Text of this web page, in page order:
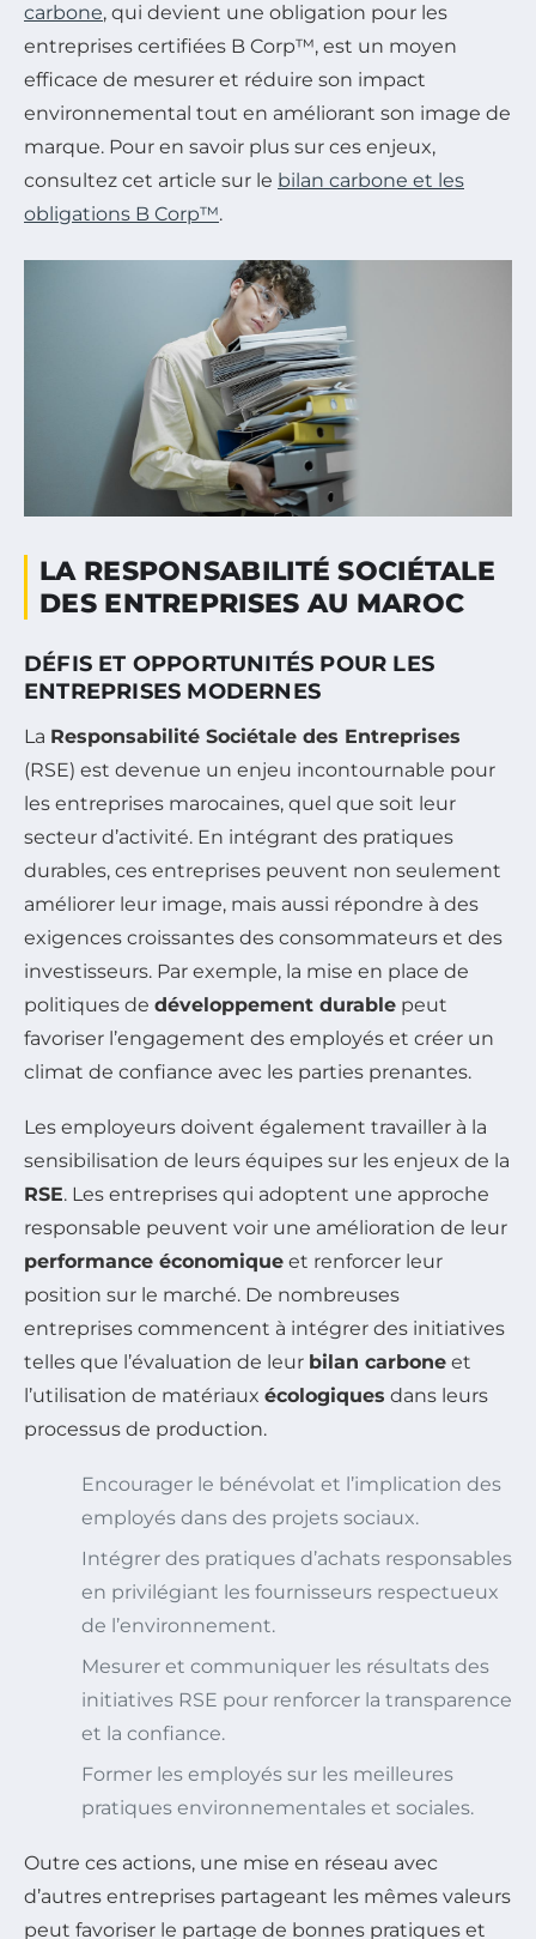
carbone, qui devient une obligation pour les
entreprises certifiées B Corp™, est un moyen
efficace de mesurer et réduire son impact
environnemental tout en améliorant son image de
marque. Pour en savoir plus sur ces enjeux,
consultez cet article sur le bilan carbone et les
obligations B Corp™.
LA RESPONSABILITÉ SOCIÉTALE
DES ENTREPRISES AU MAROC
DÉFIS ET OPPORTUNITÉS POUR LES
ENTREPRISES MODERNES
La Responsabilité Sociétale des Entreprises
(RSE) est devenue un enjeu incontournable pour
les entreprises marocaines, quel que soit leur
secteur d’activité. En intégrant des pratiques
durables, ces entreprises peuvent non seulement
améliorer leur image, mais aussi répondre à des
exigences croissantes des consommateurs et des
investisseurs. Par exemple, la mise en place de
politiques de développement durable peut
favoriser l’engagement des employés et créer un
climat de confiance avec les parties prenantes.
Les employeurs doivent également travailler à la
sensibilisation de leurs équipes sur les enjeux de la
RSE. Les entreprises qui adoptent une approche
responsable peuvent voir une amélioration de leur
performance économique et renforcer leur
position sur le marché. De nombreuses
entreprises commencent à intégrer des initiatives
telles que l’évaluation de leur bilan carbone et
l’utilisation de matériaux écologiques dans leurs
processus de production.
Encourager le bénévolat et l’implication des
employés dans des projets sociaux.
Intégrer des pratiques d’achats responsables
en privilégiant les fournisseurs respectueux
de l’environnement.
Mesurer et communiquer les résultats des
initiatives RSE pour renforcer la transparence
et la confiance.
Former les employés sur les meilleures
pratiques environnementales et sociales.
Outre ces actions, une mise en réseau avec
d’autres entreprises partageant les mêmes valeurs
peut favoriser le partage de bonnes pratiques et